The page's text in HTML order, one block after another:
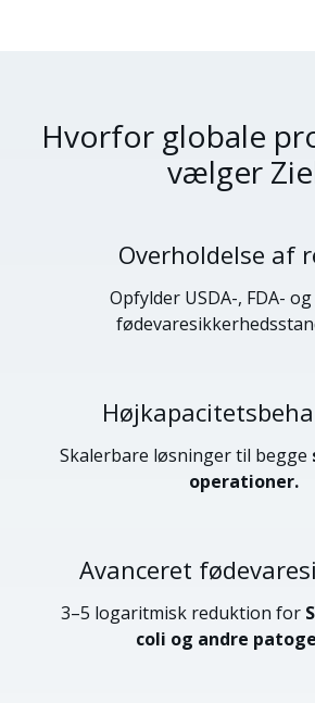
Hvorfor globale
vælger
Overholdelse af
Opfylder USDA-, FDA-
Skalerbare løsninger til begge
operationer.
Avanceret
3–5 logaritmisk reduktion for
coli og andre